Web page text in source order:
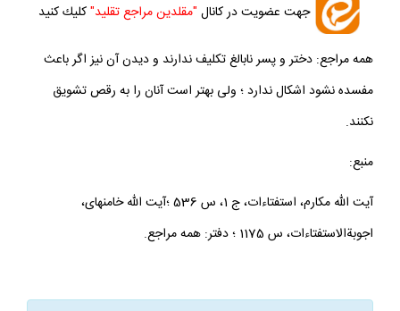
جهت عضويت در كانال "مقلدين مراجع تقليد"كليك كنيد
همه مراجع: دختر و پسر نابالغ تكليف ندارند و ديدن آن نيز اگر باعث
مفسده نشود اشكال ندارد ؛ ولى بهتر است آنان را به رقص تشويق
نكنند.
منبع:
آيت الله مكارم، استفتاءات، ج 1، س 536 ؛آيت الله خامنه‏اى،
اجوبةالاستفتاءات، س 1175 ؛ دفتر: همه مراجع.